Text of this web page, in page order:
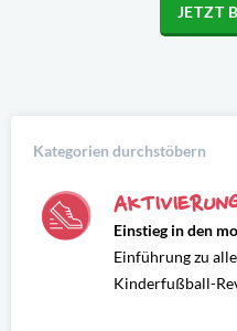
JETZT
Kategorien durchstöbern
Einstieg in den
Einführung zu
Kinderfußball-